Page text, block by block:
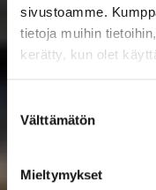
sivustoamme.
tietoja muihin
kerätty, kun olet
valinta
Välttämätön
Mieltymykset